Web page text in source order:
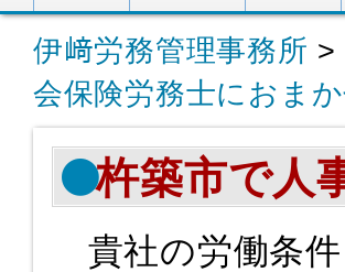
伊﨑労務管理事務所 >
会保険労務士におま
杵築市で人
貴社の労働条件